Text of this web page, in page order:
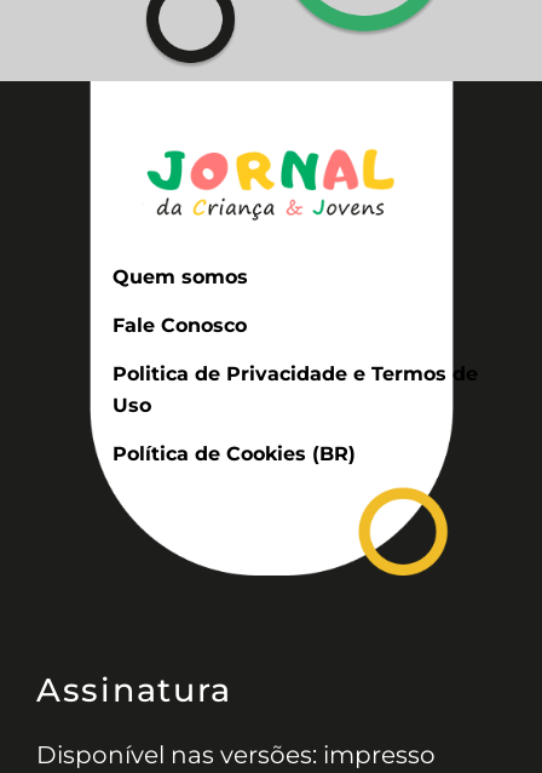
Quem somos
Fale Conosco
Politica de Privacidade e Termos de
Uso
Política de Cookies (BR)
Assinatura
Disponível nas versões: impresso